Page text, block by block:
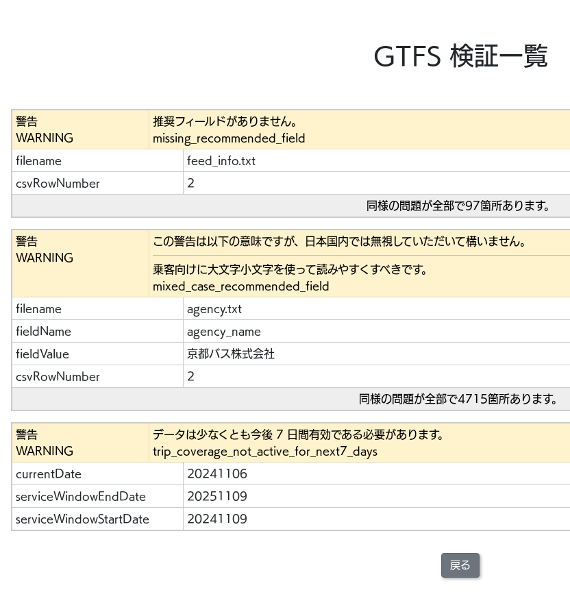
GTFS 検証一覧
警告
WARNING
推奨フィールドがありません。
missing_recommended_field
filename feed_info.txt
csvRowNumber 2
同様の問題が全部で97箇所あります。
警告
WARNING
この警告は以下の意味ですが、日本国内では無視していただいて構いません。
乗客向けに大文字小文字を使って読みやすくすべきです。
mixed_case_recommended_field
filename agency.txt
fieldName agency_name
fieldValue 京都バス株式会社
csvRowNumber 2
同様の問題が全部で4715箇所あります。
警告
WARNING
データは少なくとも今後 7 日間有効である必要があります。
trip_coverage_not_active_for_next7_days
currentDate 20241106
serviceWindowEndDate 20251109
serviceWindowStartDate 20241109
戻る